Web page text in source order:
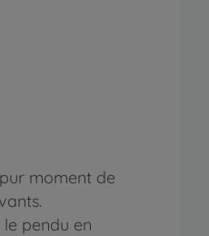
moment de
pendu en